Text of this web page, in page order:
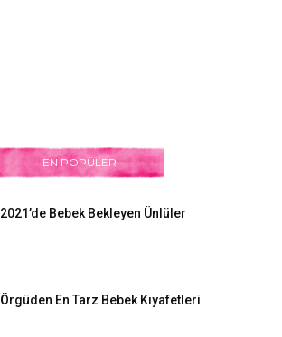
EN POPÜLER
2021’de Bebek Bekleyen Ünlüler
Örgüden En Tarz Bebek Kıyafetleri